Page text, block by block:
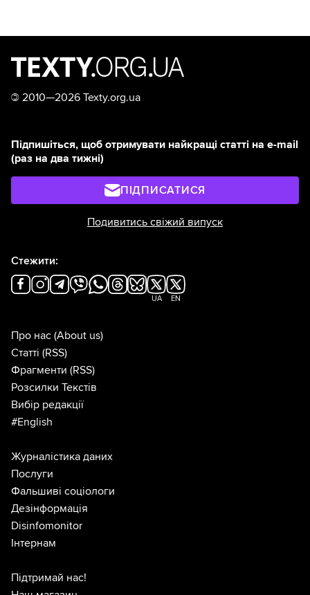
© 2010—2026 Texty.org.ua
Підпишіться, щоб отримувати найкращі статті на e-mail
(раз на два тижні)
ПІДПИСАТИСЯ
Подивитись свіжий випуск
Стежити:
UA EN
Про нас (About us)
Статті (RSS)
Фрагменти (RSS)
Розсилки Текстів
Вибір редакції
#English
Журналістика даних
Послуги
Фальшиві соціологи
Дезінформація
Disinfomonitor
Інтернам
Підтримай нас!